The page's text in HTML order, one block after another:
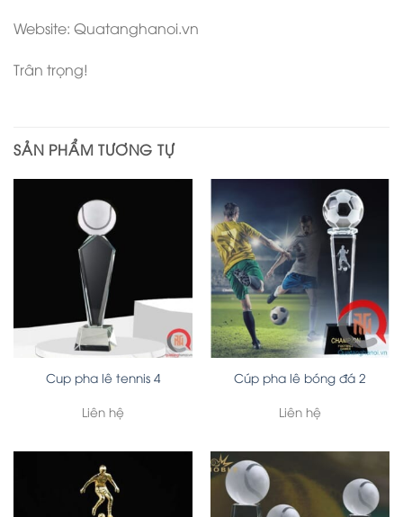
Website: Quatanghanoi.vn
Trân trọng!
SẢN PHẨM TƯƠNG TỰ
Cup pha lê tennis 4
Liên hệ
Cúp pha lê bóng đá 2
Liên hệ